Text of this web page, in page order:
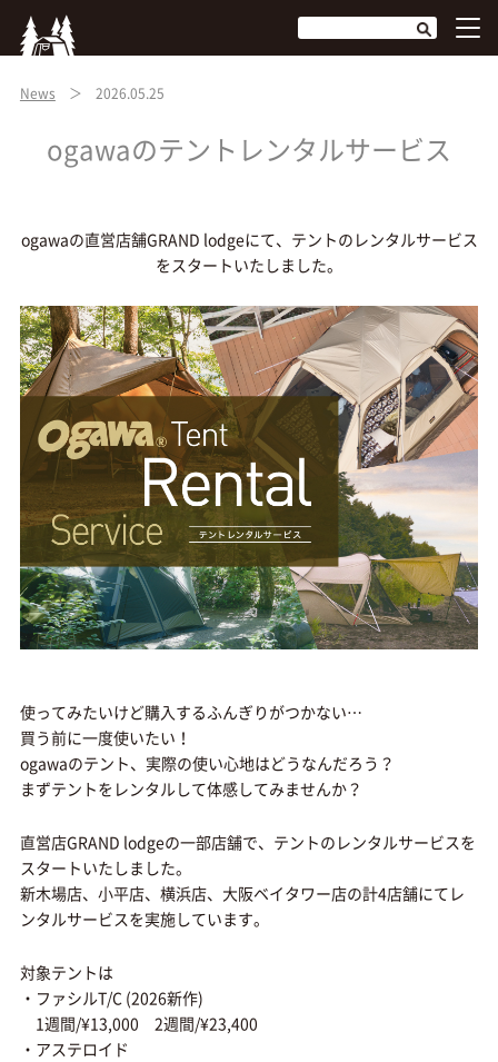
News ＞ 2026.05.25
ogawaのテントレンタルサービス
ogawaの直営店舗GRAND lodgeにて、テントのレンタルサービス
をスタートいたしました。
使ってみたいけど購入するふんぎりがつかない…
買う前に一度使いたい！
ogawaのテント、実際の使い心地はどうなんだろう？
まずテントをレンタルして体感してみませんか？
直営店GRAND lodgeの一部店舗で、テントのレンタルサービスを
スタートいたしました。
新木場店、小平店、横浜店、大阪ベイタワー店の計4店舗にてレ
ンタルサービスを実施しています。
対象テントは
・ファシルT/C (2026新作)
1週間/¥13,000 2週間/¥23,400
・アステロイド